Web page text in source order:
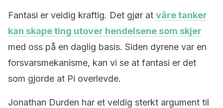
Fantasi er veldig kraftig. Det gjør at våre tanker
kan skape ting utover hendelsene som skjer
med oss ​​på en daglig basis. Siden dyrene var en
forsvarsmekanisme, kan vi se at fantasi er det
som gjorde at Pi overlevde.
Jonathan Durden har et veldig sterkt argument til